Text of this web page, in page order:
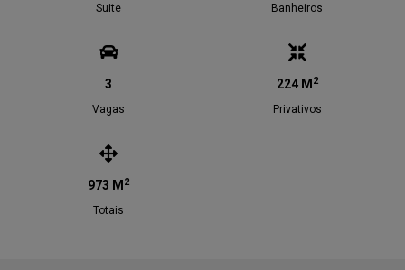
Suite Banheiros
3
Vagas
224 M 2
Privativos
973 M 2
Totais